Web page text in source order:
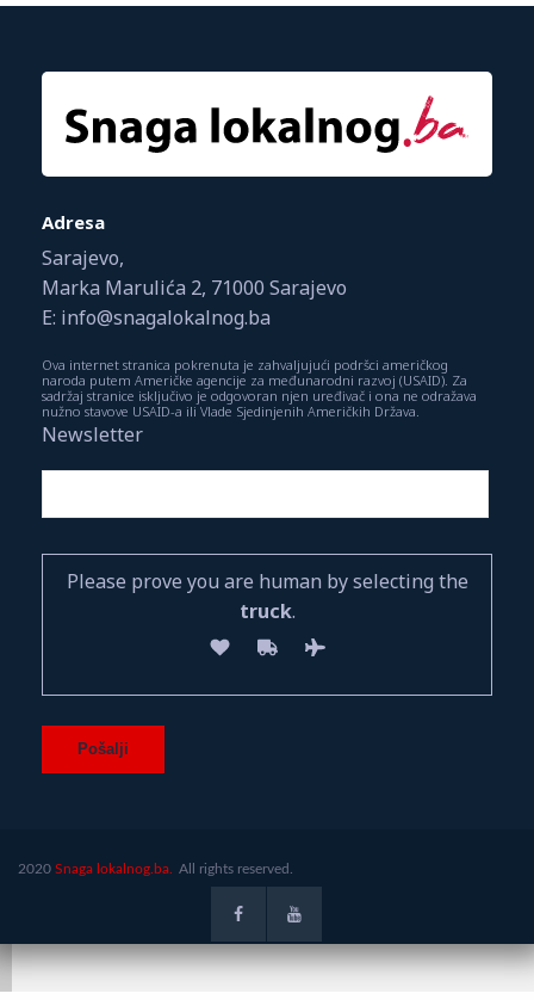
Adresa
Sarajevo,
Marka Marulića 2, 71000 Sarajevo
E: info@snagalokalnog.ba
Ova internet stranica pokrenuta je zahvaljujući podršci američkog
naroda putem Američke agencije za međunarodni razvoj (USAID). Za
sadržaj stranice isključivo je odgovoran njen uređivač i ona ne odražava
nužno stavove USAID-a ili Vlade Sjedinjenih Američkih Država.
Newsletter
Please prove you are human by selecting the
truck.
2020 Snaga lokalnog.ba. All rights reserved.